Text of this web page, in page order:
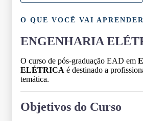
O QUE VOCÊ VAI
ENGENHARIA
O curso de pós-graduação EAD em
ELÉTRICA é destinado a
temática.
Objetivos do Curso